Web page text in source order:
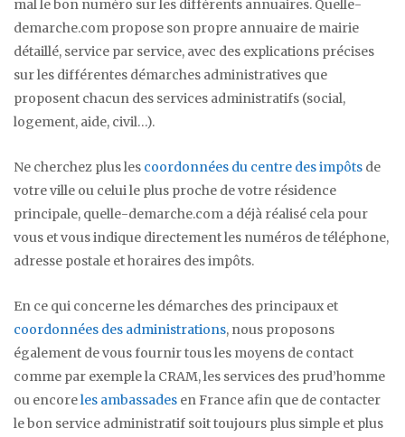
mal le bon numéro sur les différents annuaires. Quelle-
demarche.com propose son propre annuaire de mairie
détaillé, service par service, avec des explications précises
sur les différentes démarches administratives que
proposent chacun des services administratifs (social,
logement, aide, civil…).
Ne cherchez plus les coordonnées du centre des impôts de
votre ville ou celui le plus proche de votre résidence
principale, quelle-demarche.com a déjà réalisé cela pour
vous et vous indique directement les numéros de téléphone,
adresse postale et horaires des impôts.
En ce qui concerne les démarches des principaux et
coordonnées des administrations, nous proposons
également de vous fournir tous les moyens de contact
comme par exemple la CRAM, les services des prud’homme
ou encoreles ambassades en France afin que de contacter
le bon service administratif soit toujours plus simple et plus